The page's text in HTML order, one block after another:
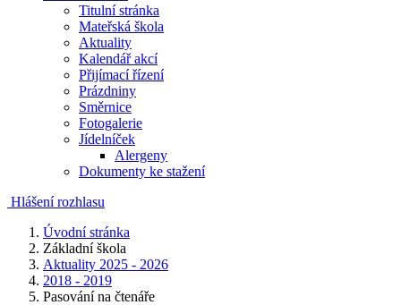
Titulní stránka
Mateřská škola
Aktuality
Kalendář akcí
Přijímací řízení
Prázdniny
Směrnice
Fotogalerie
Jídelníček
Alergeny
Dokumenty ke stažení
Hlášení rozhlasu
Úvodní stránka
Základní škola
Aktuality 2025 - 2026
2018 - 2019
Pasování na čtenáře